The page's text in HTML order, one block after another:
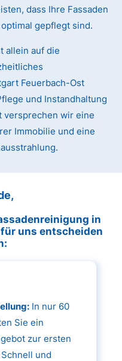
dass Ihre Fassaden
gepflegt sind.
allein auf die
Feuerbach-Ost
und Instandhaltung
versprechen wir eine
Immobilie und eine
in
uns entscheiden
In nur 60
Sie ein
zur ersten
und